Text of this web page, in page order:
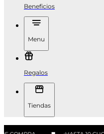
Beneficios
Menu
Regalos
Tiendas